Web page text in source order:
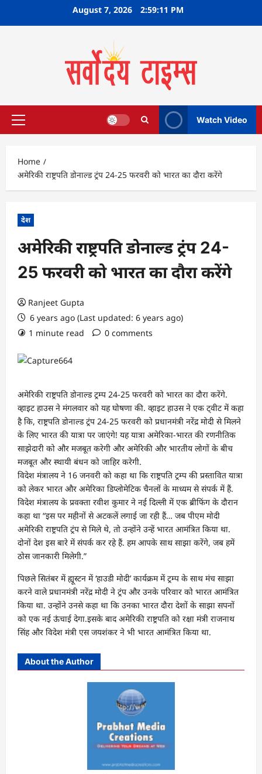
August 7, 2026 2:59:12 PM
Primary
Watch Video
Home
अमेरिकी राष्ट्रपति डोनाल्ड ट्रंप 24-25 फरवरी को भारत का दौरा करेंगे
देश
अमेरिकी राष्ट्रपति डोनाल्ड ट्रंप 24-
25 फरवरी को भारत का दौरा करेंगे
Ranjeet Gupta
6 years ago (Last updated: 6 years ago)
1 minute read
0 comments
अमेरिकी राष्ट्रपति डोनाल्ड ट्रम्प 24-25 फरवरी को भारत का दौरा करेंगे.
व्हाइट हाउस ने मंगलवार को यह घोषणा की. व्हाइट हाउस ने एक ट्वीट में कहा
है कि, राष्ट्रपति डोनाल्ड ट्रंप 24-25 फरवरी को प्रधानमंत्री नरेंद्र मोदी से मिलने
के लिए भारत की यात्रा पर जाएंगे! यह यात्रा अमेरिका-भारत की रणनीतिक
साझेदारी को और मजबूत करेगी और अमेरिकी और भारतीय लोगों के बीच
मजबूत और स्थायी बंधन को जाहिर करेगी.
विदेश मंत्रालय ने 16 जनवरी को कहा था कि राष्ट्रपति ट्रम्प की प्रस्तावित यात्रा
को लेकर भारत और अमेरिका डिप्लोमेटिक चैनलों के माध्यम से संपर्क में हैं.
विदेश मंत्रालय के प्रवक्ता रवीश कुमार ने नई दिल्ली में एक ब्रीफिंग के दौरान
कहा था “इस पर महीनों से अटकलें लगाई जा रही हैं… जब पीएम मोदी
अमेरिकी राष्ट्रपति ट्रंप से मिले थे, तो उन्होंने उन्हें भारत आमंत्रित किया था.
दोनों देश इस बारे में संपर्क कर रहे हैं. हम आपके साथ साझा करेंगे, जब हमें
ठोस जानकारी मिलेगी.”
पिछले सितंबर में ह्यूस्टन में ‘हाउडी मोदी’ कार्यक्रम में ट्रम्प के साथ मंच साझा
करने वाले प्रधानमंत्री नरेंद्र मोदी ने ट्रंप और उनके परिवार को भारत आमंत्रित
किया था. उन्होंने उनसे कहा था कि उनका भारत दौरा देशों के साझा सपनों
को एक नई ऊंचाई देगा.इसके बाद अमेरिकी राष्ट्रपति को रक्षा मंत्री राजनाथ
सिंह और विदेश मंत्री एस जयशंकर ने भी भारत आमंत्रित किया था.
About the Author